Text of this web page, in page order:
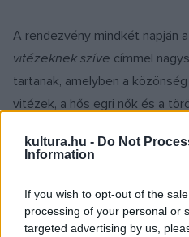
kultura.hu - Do Not
Information
If you wish to opt-out of the
processing of your personal or
targeted advertising by us,
A rendezvény mindkét napján
vitézeknek szíve címmel
tartanak, amelyben a
vitézek, a hős egri nők és a
öltözetüket. A gyerekek pedig
lehetnek képzeletbeli részesei
színes, a hagyományőrzők
szórakoztatják a nézőket.